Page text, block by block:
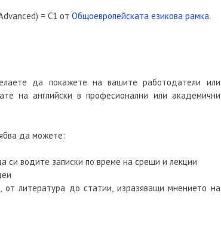
= C1 от Общоевропейската езикова рамка.
да покажете на вашите работодатели или
на английски в професионални или академични
да можете:
водите записки по време на срещи и лекции
от литература до статии, изразяващи мнението на